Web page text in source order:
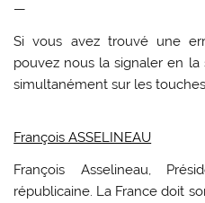
—
Si vous avez trouvé une
pouvez nous la signaler en
simultanément sur les
François ASSELINEAU
François Asselineau,
républicaine. La France doit